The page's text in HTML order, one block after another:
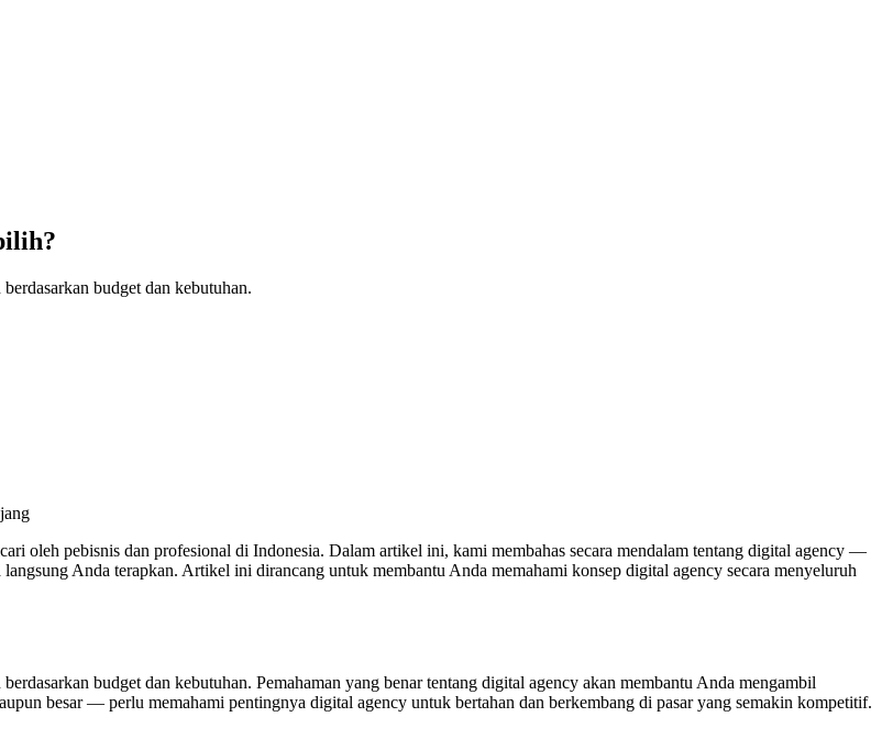
budget dan kebutuhan.
oleh pebisnis dan profesional di Indonesia. Dalam artikel ini, kami membahas secara mendalam tentang digital agency —
Anda terapkan. Artikel ini dirancang untuk membantu Anda memahami konsep digital agency secara menyeluruh
budget dan kebutuhan. Pemahaman yang benar tentang digital agency akan membantu Anda mengambil
besar — perlu memahami pentingnya digital agency untuk bertahan dan berkembang di pasar yang semakin kompetitif.